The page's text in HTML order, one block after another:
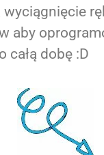
aby
całą dobę :D